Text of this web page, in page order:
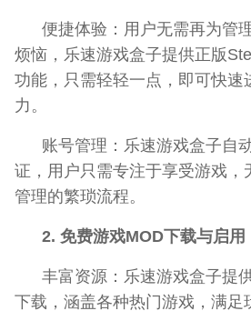
便捷体验：用户无需再为管
烦恼，乐速游戏盒子提供正版
功能，只需轻轻一点，即可快速
力。
账号管理：乐速游戏盒子自
证，用户只需专注于享受游戏，
管理的繁琐流程。
2. 免费游戏MOD下载与启用
丰富资源：乐速游戏盒子提
下载，涵盖各种热门游戏，满足